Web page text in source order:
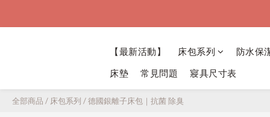
【最新活動】 床包系列
防水保
床墊
常見問題 寢具尺寸表
全部商品 / 床包系列 /德國銀離子床包｜抗菌 除臭